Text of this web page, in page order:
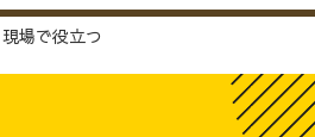
現場で役立つ